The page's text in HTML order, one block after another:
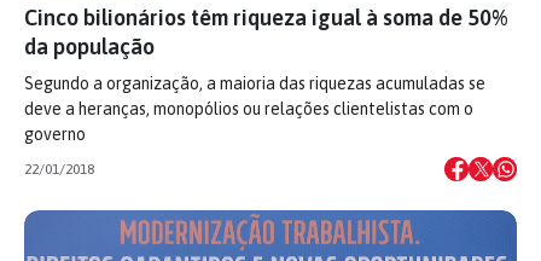
Cinco bilionários têm riqueza igual à soma de 50%
da população
Segundo a organização, a maioria das riquezas acumuladas se
deve a heranças, monopólios ou relações clientelistas com o
governo
22/01/2018